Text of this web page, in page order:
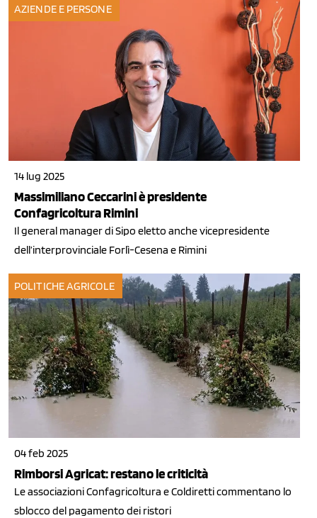
AZIENDE E PERSONE
14 lug 2025
Massimiliano Ceccarini è presidente
Confagricoltura Rimini
Il general manager di Sipo eletto anche vicepresidente
dell’interprovinciale Forlì-Cesena e Rimini
POLITICHE AGRICOLE
04 feb 2025
Rimborsi Agricat: restano le criticità
Le associazioni Confagricoltura e Coldiretti commentano lo
sblocco del pagamento dei ristori